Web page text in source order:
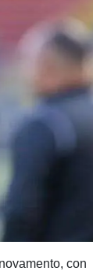
con